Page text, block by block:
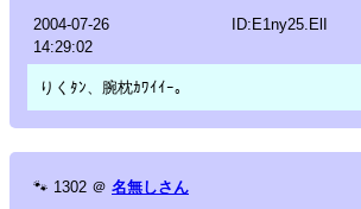
2004-07-26
14:29:02
ID:E1ny25.ElI
りくﾀﾝ、腕枕ｶﾜｲｲｰ。
🐾 1302 ＠ 名無しさん